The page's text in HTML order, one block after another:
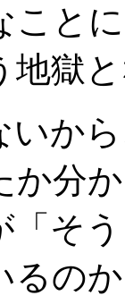
こと
地獄
いか
か分
「そ
るの